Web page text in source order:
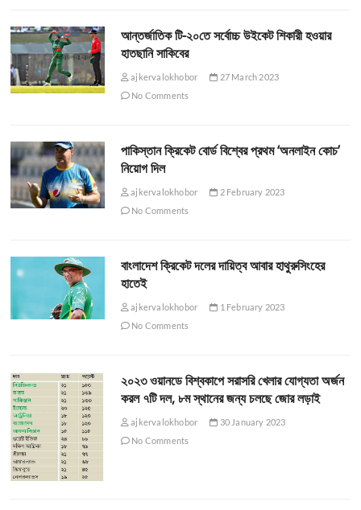
আন্তর্জাতিক টি-২০তে সর্বোচ্চ উইকেট শিকারী হওয়ার
হাতছানি সাকিবের
ajkervalokhobor
27 March 2023
No Comments
পাকিস্তান ক্রিকেট বোর্ড বিশ্বের প্রথম ‘অনলাইন কোচ’
নিয়োগ দিল
ajkervalokhobor
2 February 2023
No Comments
বাংলাদেশ ক্রিকেট দলের দায়িত্ব আবার হাথুরুসিংহের
হাতেই
ajkervalokhobor
1 February 2023
No Comments
২০২৩ ওয়ানডে বিশ্বকাপে সরাসরি খেলার যোগ্যতা অর্জন
করল ৭টি দল, ৮ম স্থানের জন্য চলছে জোর লড়াই
ajkervalokhobor
30 January 2023
No Comments